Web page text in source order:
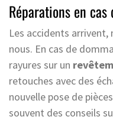
Réparations en cas
Les accidents arrivent,
nous. En cas de
rayures sur un
retouches avec des
nouvelle pose de
souvent des conseils